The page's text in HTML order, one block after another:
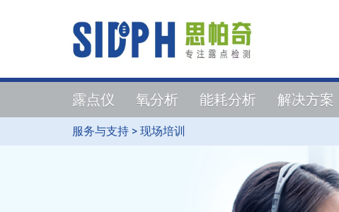
露点仪 氧分析 能耗分析 解决方案
服务与支持 > 现场培训